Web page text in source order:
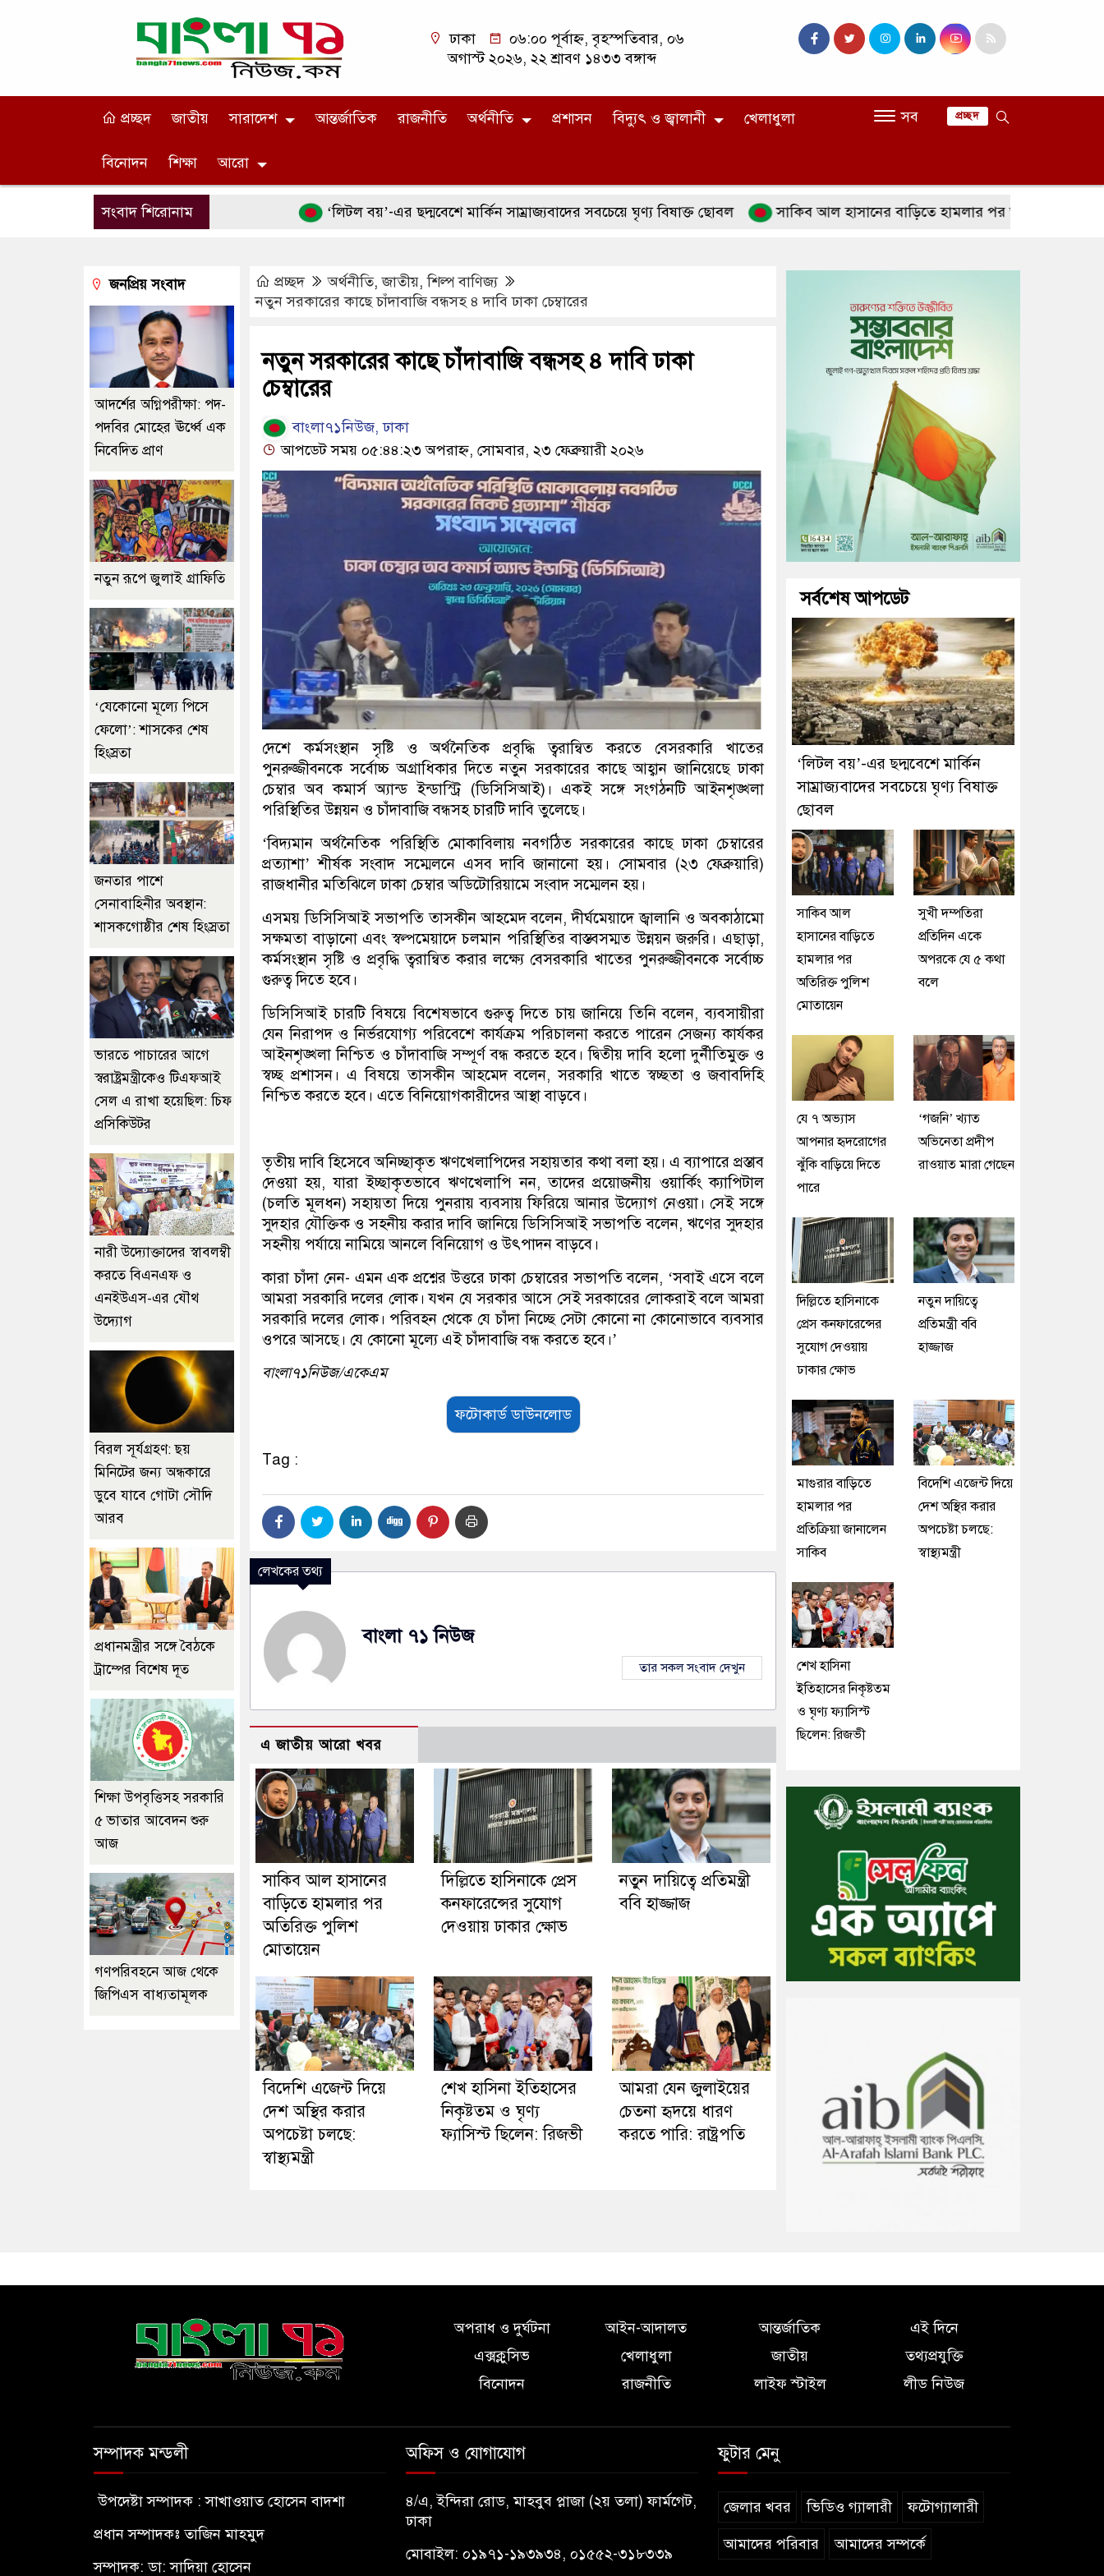
ঢাকা
০৬:০০ পূর্বাহ্ন, বৃহস্পতিবার, ০৬
অগাস্ট ২০২৬, ২২ শ্রাবণ ১৪৩৩ বঙ্গাব্দ
প্রচ্ছদ জাতীয় সারাদেশ আন্তর্জাতিক রাজনীতি অর্থনীতি প্রশাসন বিদ্যুৎ ও জ্বালানী খেলাধুলা
বিনোদন শিক্ষা আরো
সব প্রচ্ছদ
সংবাদ শিরোনাম ‘লিটল বয়’-এর ছদ্মবেশে মার্কিন সাম্রাজ্যবাদের সবচেয়ে ঘৃণ্য বিষাক্ত ছোবল সাকিব আল হাসানের বাড়িতে হামলার পর অতিরিক্ত পুলিশ মোতায়েন
প্রচ্ছদ অর্থনীতি,জাতীয়,শিল্প বাণিজ্য
নতুন সরকারের কাছে চাঁদাবাজি বন্ধসহ ৪ দাবি ঢাকা চেম্বারের
নতুন সরকারের কাছে চাঁদাবাজি বন্ধসহ ৪ দাবি ঢাকা
চেম্বারের
বাংলা৭১নিউজ, ঢাকা
আপডেট সময় ০৫:৪৪:২৩ অপরাহ্ন, সোমবার, ২৩ ফেব্রুয়ারী ২০২৬
দেশে কর্মসংস্থান সৃষ্টি ও অর্থনৈতিক প্রবৃদ্ধি ত্বরান্বিত করতে বেসরকারি খাতের
পুনরুজ্জীবনকে সর্বোচ্চ অগ্রাধিকার দিতে নতুন সরকারের কাছে আহ্বান জানিয়েছে ঢাকা
চেম্বার অব কমার্স অ্যান্ড ইন্ডাস্ট্রি (ডিসিসিআই)। একই সঙ্গে সংগঠনটি আইনশৃঙ্খলা
পরিস্থিতির উন্নয়ন ও চাঁদাবাজি বন্ধসহ চারটি দাবি তুলেছে।
‘বিদ্যমান অর্থনৈতিক পরিস্থিতি মোকাবিলায় নবগঠিত সরকারের কাছে ঢাকা চেম্বারের
প্রত্যাশা’ শীর্ষক সংবাদ সম্মেলনে এসব দাবি জানানো হয়। সোমবার (২৩ ফেব্রুয়ারি)
রাজধানীর মতিঝিলে ঢাকা চেম্বার অডিটোরিয়ামে সংবাদ সম্মেলন হয়।
এসময় ডিসিসিআই সভাপতি তাসকীন আহমেদ বলেন, দীর্ঘমেয়াদে জ্বালানি ও অবকাঠামো
সক্ষমতা বাড়ানো এবং স্বল্পমেয়াদে চলমান পরিস্থিতির বাস্তবসম্মত উন্নয়ন জরুরি। এছাড়া,
কর্মসংস্থান সৃষ্টি ও প্রবৃদ্ধি ত্বরান্বিত করার লক্ষ্যে বেসরকারি খাতের পুনরুজ্জীবনকে সর্বোচ্চ
গুরুত্ব দিতে হবে।
ডিসিসিআই চারটি বিষয়ে বিশেষভাবে গুরুত্ব দিতে চায় জানিয়ে তিনি বলেন, ব্যবসায়ীরা
যেন নিরাপদ ও নির্ভরযোগ্য পরিবেশে কার্যক্রম পরিচালনা করতে পারেন সেজন্য কার্যকর
আইনশৃঙ্খলা নিশ্চিত ও চাঁদাবাজি সম্পূর্ণ বন্ধ করতে হবে। দ্বিতীয় দাবি হলো দুর্নীতিমুক্ত ও
স্বচ্ছ প্রশাসন। এ বিষয়ে তাসকীন আহমেদ বলেন, সরকারি খাতে স্বচ্ছতা ও জবাবদিহি
নিশ্চিত করতে হবে। এতে বিনিয়োগকারীদের আস্থা বাড়বে।
তৃতীয় দাবি হিসেবে অনিচ্ছাকৃত ঋণখেলাপিদের সহায়তার কথা বলা হয়। এ ব্যাপারে প্রস্তাব
দেওয়া হয়, যারা ইচ্ছাকৃতভাবে ঋণখেলাপি নন, তাদের প্রয়োজনীয় ওয়ার্কিং ক্যাপিটাল
(চলতি মূলধন) সহায়তা দিয়ে পুনরায় ব্যবসায় ফিরিয়ে আনার উদ্যোগ নেওয়া। সেই সঙ্গে
সুদহার যৌক্তিক ও সহনীয় করার দাবি জানিয়ে ডিসিসিআই সভাপতি বলেন, ঋণের সুদহার
সহনীয় পর্যায়ে নামিয়ে আনলে বিনিয়োগ ও উৎপাদন বাড়বে।
কারা চাঁদা নেন- এমন এক প্রশ্নের উত্তরে ঢাকা চেম্বারের সভাপতি বলেন, ‘সবাই এসে বলে
আমরা সরকারি দলের লোক। যখন যে সরকার আসে সেই সরকারের লোকরাই বলে আমরা
সরকারি দলের লোক। পরিবহন থেকে যে চাঁদা নিচ্ছে সেটা কোনো না কোনোভাবে ব্যবসার
ওপরে আসছে। যে কোনো মূল্যে এই চাঁদাবাজি বন্ধ করতে হবে।’
বাংলা৭১নিউজ/একেএম
ফটোকার্ড ডাউনলোড
Tag :
লেখকের তথ্য
বাংলা ৭১ নিউজ
তার সকল সংবাদ দেখুন
এ জাতীয় আরো খবর
সাকিব আল হাসানের
বাড়িতে হামলার পর
অতিরিক্ত পুলিশ
মোতায়েন
দিল্লিতে হাসিনাকে প্রেস
কনফারেন্সের সুযোগ
দেওয়ায় ঢাকার ক্ষোভ
নতুন দায়িত্বে প্রতিমন্ত্রী
ববি হাজ্জাজ
বিদেশি এজেন্ট দিয়ে
দেশ অস্থির করার
অপচেষ্টা চলছে:
স্বাস্থ্যমন্ত্রী
শেখ হাসিনা ইতিহাসের
নিকৃষ্টতম ও ঘৃণ্য
ফ্যাসিস্ট ছিলেন: রিজভী
আমরা যেন জুলাইয়ের
চেতনা হৃদয়ে ধারণ
করতে পারি: রাষ্ট্রপতি
জনপ্রিয় সংবাদ
আদর্শের অগ্নিপরীক্ষা: পদ-
পদবির মোহের ঊর্ধ্বে এক
নিবেদিত প্রাণ
নতুন রূপে জুলাই গ্রাফিতি
‘যেকোনো মূল্যে পিসে
ফেলো’: শাসকের শেষ
হিংস্রতা
জনতার পাশে
সেনাবাহিনীর অবস্থান:
শাসকগোষ্ঠীর শেষ হিংস্রতা
ভারতে পাচারের আগে
স্বরাষ্ট্রমন্ত্রীকেও টিএফআই
সেল এ রাখা হয়েছিল: চিফ
প্রসিকিউটর
নারী উদ্যোক্তাদের স্বাবলম্বী
করতে বিএনএফ ও
এনইউএস-এর যৌথ
উদ্যোগ
বিরল সূর্যগ্রহণ: ছয়
মিনিটের জন্য অন্ধকারে
ডুবে যাবে গোটা সৌদি
আরব
প্রধানমন্ত্রীর সঙ্গে বৈঠকে
ট্রাম্পের বিশেষ দূত
শিক্ষা উপবৃত্তিসহ সরকারি
৫ ভাতার আবেদন শুরু
আজ
গণপরিবহনে আজ থেকে
জিপিএস বাধ্যতামূলক
সর্বশেষ আপডেট
‘লিটল বয়’-এর ছদ্মবেশে মার্কিন
সাম্রাজ্যবাদের সবচেয়ে ঘৃণ্য বিষাক্ত
ছোবল
সাকিব আল
হাসানের বাড়িতে
হামলার পর
অতিরিক্ত পুলিশ
মোতায়েন
সুখী দম্পতিরা
প্রতিদিন একে
অপরকে যে ৫ কথা
বলে
যে ৭ অভ্যাস
আপনার হৃদরোগের
ঝুঁকি বাড়িয়ে দিতে
পারে
‘গজনি’ খ্যাত
অভিনেতা প্রদীপ
রাওয়াত মারা গেছেন
দিল্লিতে হাসিনাকে
প্রেস কনফারেন্সের
সুযোগ দেওয়ায়
ঢাকার ক্ষোভ
নতুন দায়িত্বে
প্রতিমন্ত্রী ববি
হাজ্জাজ
মাগুরার বাড়িতে
হামলার পর
প্রতিক্রিয়া জানালেন
সাকিব
বিদেশি এজেন্ট দিয়ে
দেশ অস্থির করার
অপচেষ্টা চলছে:
স্বাস্থ্যমন্ত্রী
শেখ হাসিনা
ইতিহাসের নিকৃষ্টতম
ও ঘৃণ্য ফ্যাসিস্ট
ছিলেন: রিজভী
অপরাধ ও দুর্ঘটনা আইন-আদালত আন্তর্জাতিক
এই দিনে
এক্সক্লুসিভ
খেলাধুলা জাতীয়
তথ্যপ্রযুক্তি
বিনোদন
রাজনীতি লাইফ স্টাইল লীড নিউজ
সম্পাদক মন্ডলী
উপদেষ্টা সম্পাদক : সাখাওয়াত হোসেন বাদশা
প্রধান সম্পাদকঃ তাজিন মাহমুদ
সম্পাদক: ডা: সাদিয়া হোসেন
অফিস ও যোগাযোগ
৪/এ, ইন্দিরা রোড, মাহবুব প্লাজা (২য় তলা) ফার্মগেট,
ঢাকা
মোবাইল: ০১৯৭১-১৯৩৯৩৪, ০১৫৫২-৩১৮৩৩৯
ফুটার মেনু
জেলার খবর ভিডিও গ্যালারী ফটোগ্যালারী
আমাদের পরিবার আমাদের সম্পর্কে